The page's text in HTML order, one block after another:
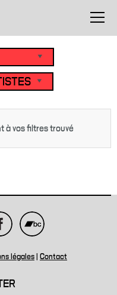
à vos filtres trouvé
légales Contact